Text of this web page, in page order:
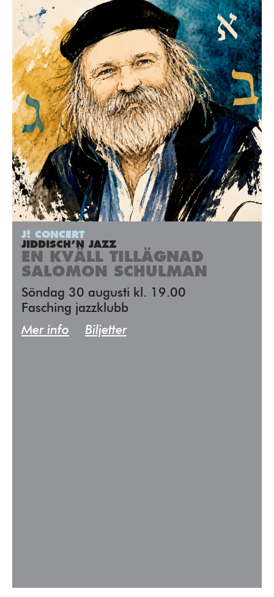
J! CONCERT
JIDDISCH’N JAZZ
EN KVÄLL TILLÄGNAD
SALOMON SCHULMAN
Söndag 30 augusti kl. 19.00
Fasching jazzklubb
Mer info
Biljetter